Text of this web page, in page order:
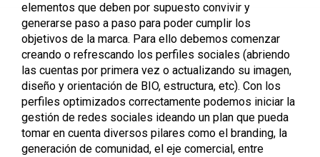
elementos que deben por supuesto convivir y
generarse paso a paso para poder cumplir los
objetivos de la marca. Para ello debemos comenzar
creando o refrescando los perfiles sociales (abriendo
las cuentas por primera vez o actualizando su imagen,
diseño y orientación de BIO, estructura, etc). Con los
perfiles optimizados correctamente podemos iniciar la
gestión de redes sociales ideando un plan que pueda
tomar en cuenta diversos pilares como el branding, la
generación de comunidad, el eje comercial, entre